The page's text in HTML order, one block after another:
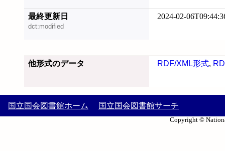
最終更新日
dct:modified
2024-02-
他形式のデータ RDF/XML形式,
国立国会図書館ホーム 国立国会図書館サーチ
Copyright ©